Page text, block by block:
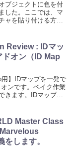
ブジェクトに色を付
した。ここでは、マ
ャを貼り付ける方法
は簡単なものから説
Review : IDマッ
ドオン（ID Map
用】IDマップを一発で
オンです。ベイク作業
きます。IDマップは
的のために使いま
Master Class
します。